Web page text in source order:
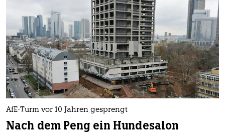
AfE-Turm vor 10 Jahren gesprengt
Nach dem Peng ein Hundesalon